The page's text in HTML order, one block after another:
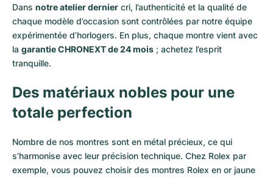
Dans notre atelier dernier cri, l’authenticité et la qualité de
chaque modèle d’occasion sont contrôlées par notre équipe
expérimentée d’horlogers. En plus, chaque montre vient avec
la garantie CHRONEXT de 24 mois ; achetez l’esprit
tranquille.
Des matériaux nobles pour une
totale perfection
Nombre de nos montres sont en métal précieux, ce qui
s’harmonise avec leur précision technique. Chez Rolex par
exemple, vous pouvez choisir des montres Rolex en or jaune